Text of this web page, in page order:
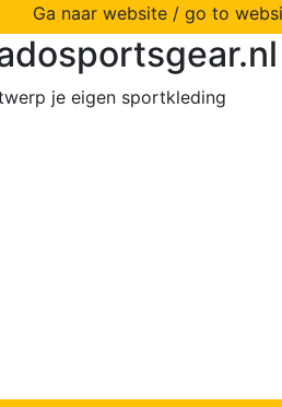
Ga naar website / go to
je eigen sportkleding